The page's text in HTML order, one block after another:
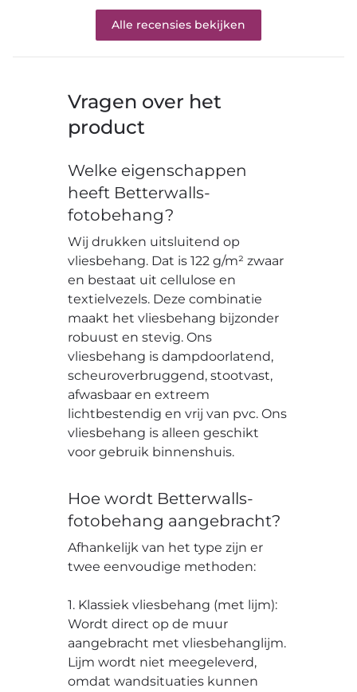
Alle recensies bekijken
Vragen over het
product
Welke eigenschappen
heeft Betterwalls-
fotobehang?
Wij drukken uitsluitend op
vliesbehang. Dat is 122 g/m² zwaar
en bestaat uit cellulose en
textielvezels. Deze combinatie
maakt het vliesbehang bijzonder
robuust en stevig. Ons
vliesbehang is dampdoorlatend,
scheuroverbruggend, stootvast,
afwasbaar en extreem
lichtbestendig en vrij van pvc. Ons
vliesbehang is alleen geschikt
voor gebruik binnenshuis.
Hoe wordt Betterwalls-
fotobehang aangebracht?
Afhankelijk van het type zijn er
twee eenvoudige methoden:
1. Klassiek vliesbehang (met lijm):
Wordt direct op de muur
aangebracht met vliesbehanglijm.
Lijm wordt niet meegeleverd,
omdat wandsituaties kunnen